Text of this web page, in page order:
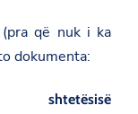
(pra që nuk i ka
dokumenta: